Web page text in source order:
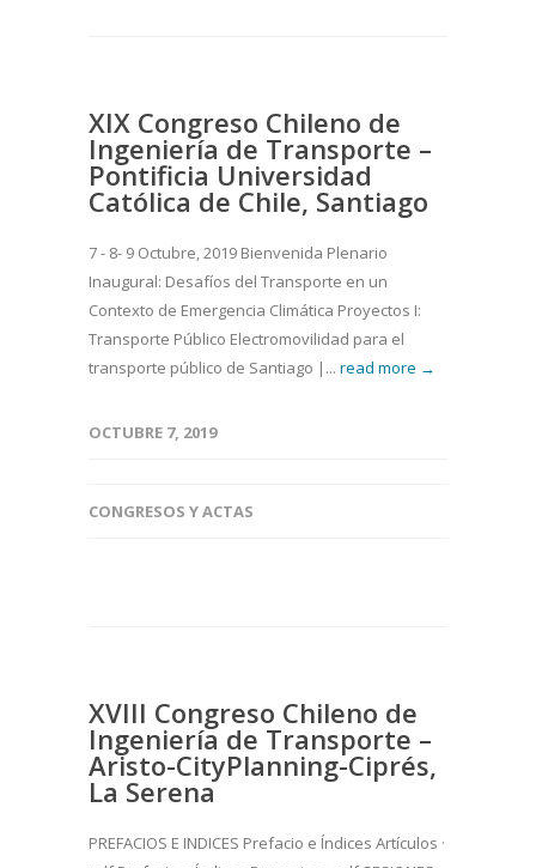
XIX Congreso Chileno de
Ingeniería de Transporte –
Pontificia Universidad
Católica de Chile, Santiago
7 - 8- 9 Octubre, 2019 Bienvenida Plenario
Inaugural: Desafíos del Transporte en un
Contexto de Emergencia Climática Proyectos I:
Transporte Público Electromovilidad para el
transporte público de Santiago |... read more →
OCTUBRE 7, 2019
CONGRESOS Y ACTAS
XVIII Congreso Chileno de
Ingeniería de Transporte –
Aristo-CityPlanning-Ciprés,
La Serena
PREFACIOS E INDICES Prefacio e Índices Artículos ·